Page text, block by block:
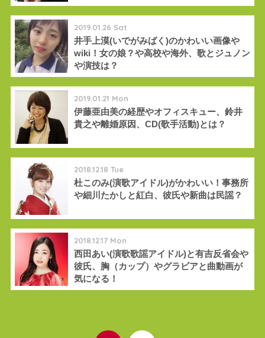
2019.01.26 Sat
井手上漠(いでがみばく)のかわいい画像や
wiki！女の娘？や高校や海外、歌とジュノン
や演技は？
2019.01.21 Mon
伊藤亜由美の経歴やオフィスキュー、鈴井
貴之や離婚原因、CD(歌手活動)とは？
2018.12.18 Tue
杜このみ(演歌アイドル)がかわいい！事務所
や細川たかしと紅白、彼氏や新曲は民謡？
2018.12.17 Mon
西田あい(演歌歌謡アイドル)と有吉反省会や
彼氏、胸（カップ）やグラビアと曲動画が
気になる！